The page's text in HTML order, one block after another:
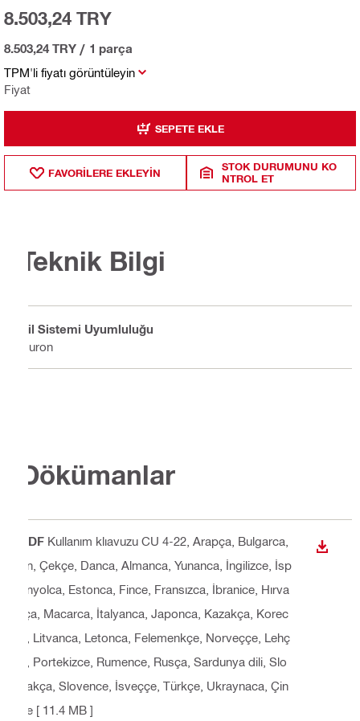
TPM'li fiyatı görüntüleyin
Fiyat
8.503,24 TRY
8.503,24 TRY / 1 parça
SEPETE EKLE
FAVORILERE EKLEYIN
STOK DURUMUNU KO
NTROL ET
Teknik Bilgi
Pil Sistemi Uyumluluğu
Nuron
Dökümanlar
PDF Kullanım klıavuzu CU 4-22 , Arapça, Bulgarca,
cn, Çekçe, Danca, Almanca, Yunanca, İngilizce, İsp
anyolca, Estonca, Fince, Fransızca, İbranice, Hırva
tça, Macarca, İtalyanca, Japonca, Kazakça, Korec
e, Litvanca, Letonca, Felemenkçe, Norveççe, Lehç
e, Portekizce, Rumence, Rusça, Sardunya dili, Slo
vakça, Slovence, İsveççe, Türkçe, Ukraynaca, Çin
ce [ 11.4 MB ]
İNDIR